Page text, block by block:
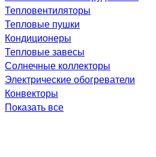
Тепловентиляторы
Тепловые пушки
Кондиционеры
Тепловые завесы
Солнечные коллекторы
Электрические обогреватели
Конвекторы
Показать все